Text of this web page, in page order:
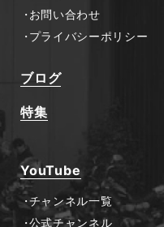
お問い合わせ
プライバシーポリシー
ブログ
特集
YouTube
チャンネル一覧
公式チャンネル